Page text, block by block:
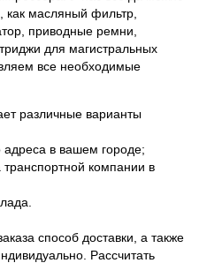
как масляный фильтр,
приводные ремни,
для магистральных
все необходимые
различные варианты
в вашем городе;
компании в
способ доставки, а также
Рассчитать